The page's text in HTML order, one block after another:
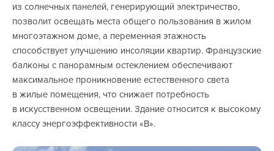
из солнечных панелей, генерирующий электричество,
позволит освещать места общего пользования в жилом
многоэтажном доме, а переменная этажность
способствует улучшению инсоляции квартир. Французские
балконы с панорамным остеклением обеспечивают
максимальное проникновение естественного света
в жилые помещения, что снижает потребность
в искусственном освещении. Здание относится к высокому
классу энергоэффективности «B».